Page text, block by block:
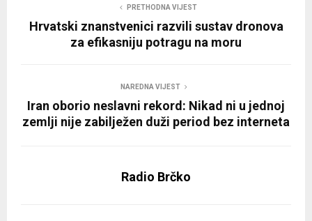
PRETHODNA VIJEST
Hrvatski znanstvenici razvili sustav dronova
za efikasniju potragu na moru
NAREDNA VIJEST
Iran oborio neslavni rekord: Nikad ni u jednoj
zemlji nije zabilježen duži period bez interneta
Radio Brčko